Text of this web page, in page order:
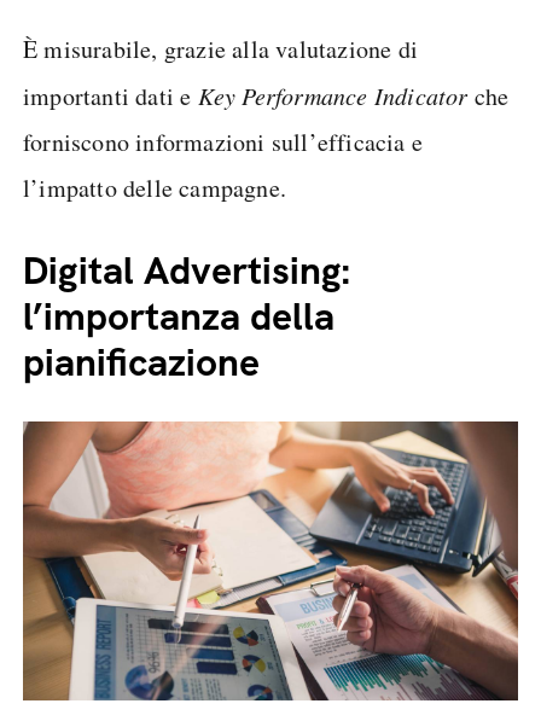
È misurabile, grazie alla valutazione di
importanti dati e Key Performance Indicator che
forniscono informazioni sull’efficacia e
l’impatto delle campagne.
Digital Advertising:
l’importanza della
pianificazione